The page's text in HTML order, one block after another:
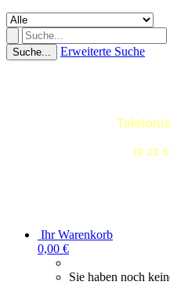
Suche... Erweiterte Suche
(0 23 51)
Ihr Warenkorb
0,00 €
Sie haben noch